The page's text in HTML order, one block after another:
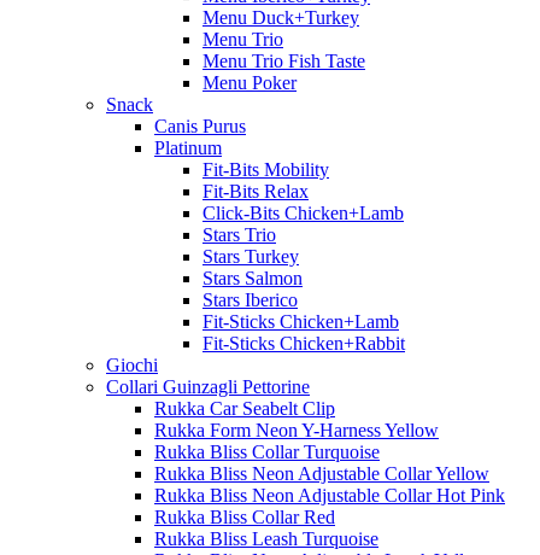
Menu Duck+Turkey
Menu Trio
Menu Trio Fish Taste
Menu Poker
Snack
Canis Purus
Platinum
Fit-Bits Mobility
Fit-Bits Relax
Click-Bits Chicken+Lamb
Stars Trio
Stars Turkey
Stars Salmon
Stars Iberico
Fit-Sticks Chicken+Lamb
Fit-Sticks Chicken+Rabbit
Giochi
Collari Guinzagli Pettorine
Rukka Car Seabelt Clip
Rukka Form Neon Y-Harness Yellow
Rukka Bliss Collar Turquoise
Rukka Bliss Neon Adjustable Collar Yellow
Rukka Bliss Neon Adjustable Collar Hot Pink
Rukka Bliss Collar Red
Rukka Bliss Leash Turquoise